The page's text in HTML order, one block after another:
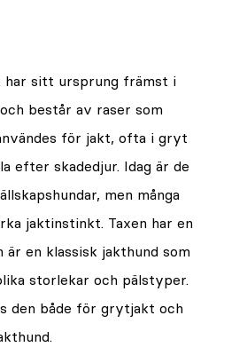
har sitt ursprung främst i
består av raser som
för jakt, ofta i gryt
efter skadedjur. Idag är de
men många
jaktinstinkt. Taxen har en
är en klassisk jakthund som
storlekar och pälstyper.
den både för grytjakt och